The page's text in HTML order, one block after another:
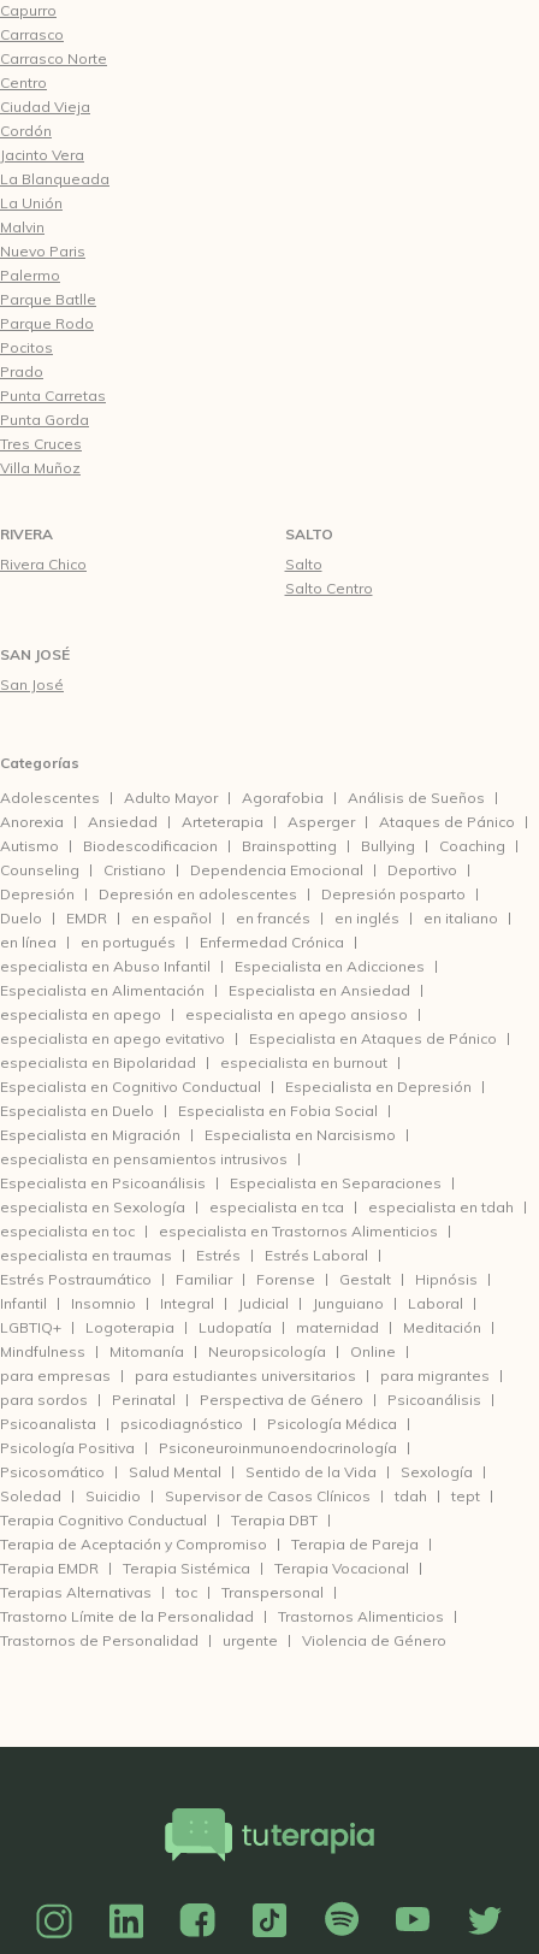
Capurro
Carrasco
Carrasco Norte
Centro
Ciudad Vieja
Cordón
Jacinto Vera
La Blanqueada
La Unión
Malvin
Nuevo Paris
Palermo
Parque Batlle
Parque Rodo
Pocitos
Prado
Punta Carretas
Punta Gorda
Tres Cruces
Villa Muñoz
RIVERA
Rivera Chico
SALTO
Salto
Salto Centro
SAN JOSÉ
San José
Categorías
Adolescentes
Adulto Mayor Agorafobia
Análisis de Sueños
Anorexia
Ansiedad Arteterapia Asperger
Ataques de Pánico
Autismo
Biodescodificacion Brainspotting Bullying
Coaching
Counseling
Cristiano Dependencia Emocional
Deportivo
Depresión
Depresión en adolescentes
Depresión posparto
Duelo
EMDR en español en francés en inglés
en italiano
en línea
en portugués
Enfermedad Crónica
especialista en Abuso Infantil
Especialista en Adicciones
Especialista en Alimentación
Especialista en Ansiedad
especialista en apego
especialista en apego ansioso
especialista en apego evitativo
Especialista en Ataques de Pánico
especialista en Bipolaridad
especialista en burnout
Especialista en Cognitivo Conductual
Especialista en Depresión
Especialista en Duelo
Especialista en Fobia Social
Especialista en Migración
Especialista en Narcisismo
especialista en pensamientos intrusivos
Especialista en Psicoanálisis
Especialista en Separaciones
especialista en Sexología
especialista en tca
especialista en tdah
especialista en toc
especialista en Trastornos Alimenticios
especialista en traumas
Estrés
Estrés Laboral
Estrés Postraumático
Familiar Forense Gestalt
Hipnósis
Infantil
Insomnio Integral Judicial Junguiano
Laboral
LGBTIQ+
Logoterapia Ludopatía maternidad
Meditación
Mindfulness
Mitomanía Neuropsicología
Online
para empresas
para estudiantes universitarios
para migrantes
para sordos
Perinatal Perspectiva de Género
Psicoanálisis
Psicoanalista
psicodiagnóstico
Psicología Médica
Psicología Positiva
Psiconeuroinmunoendocrinología
Psicosomático
Salud Mental Sentido de la Vida
Sexología
Soledad
Suicidio Supervisor de Casos Clínicos tdah
tept
Terapia Cognitivo Conductual
Terapia DBT
Terapia de Aceptación y Compromiso
Terapia de Pareja
Terapia EMDR
Terapia Sistémica
Terapia Vocacional
Terapias Alternativas
toc
Transpersonal
Trastorno Límite de la Personalidad
Trastornos Alimenticios
Trastornos de Personalidad
urgente Violencia de Género